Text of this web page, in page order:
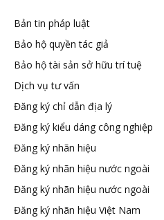
Bản tin pháp luật
Bảo hộ quyền tác giả
Bảo hộ tài sản sở hữu trí tuệ
Dịch vụ tư vấn
Đăng ký chỉ dẫn địa lý
Đăng ký kiểu dáng công nghiệp
Đăng ký nhãn hiệu
Đăng ký nhãn hiệu nước ngoài
Đăng ký nhãn hiệu nước ngoài
Đăng ký nhãn hiệu Việt Nam